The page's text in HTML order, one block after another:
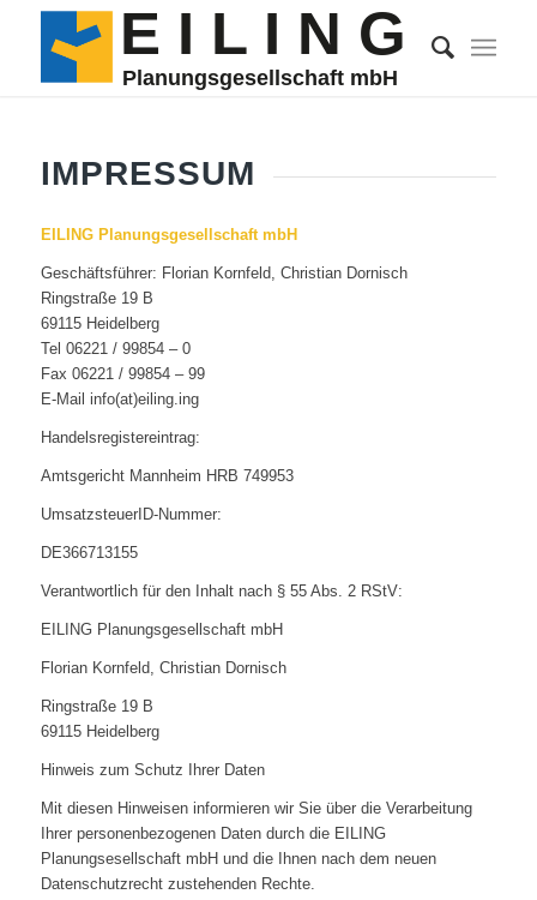
E I L I N G
Planungsgesellschaft mbH
IMPRESSUM
EILING Planungsgesellschaft mbH
Geschäftsführer: Florian Kornfeld, Christian Dornisch
Ringstraße 19 B
69115 Heidelberg
Tel 06221 / 99854 – 0
Fax 06221 / 99854 – 99
E-Mail info(at)eiling.ing
Handelsregistereintrag:
Amtsgericht Mannheim HRB 749953
UmsatzsteuerID-Nummer:
DE366713155
Verantwortlich für den Inhalt nach § 55 Abs. 2 RStV:
EILING Planungsgesellschaft mbH
Florian Kornfeld, Christian Dornisch
Ringstraße 19 B
69115 Heidelberg
Hinweis zum Schutz Ihrer Daten
Mit diesen Hinweisen informieren wir Sie über die Verarbeitung
Ihrer personenbezogenen Daten durch die EILING
Planungsesellschaft mbH und die Ihnen nach dem neuen
Datenschutzrecht zustehenden Rechte.